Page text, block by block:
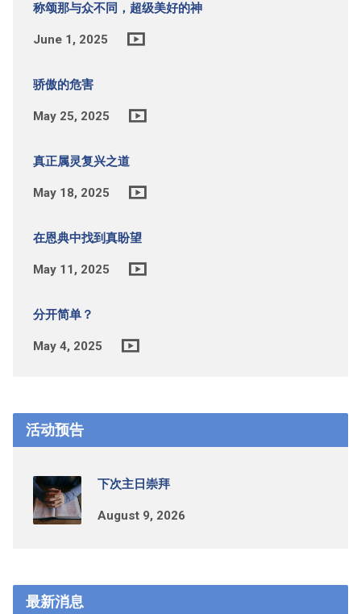
称颂那与众不同，超级美好的神
June 1, 2025
骄傲的危害
May 25, 2025
真正属灵复兴之道
May 18, 2025
在恩典中找到真盼望
May 11, 2025
分开简单？
May 4, 2025
活动预告
下次主日崇拜
August 9, 2026
最新消息